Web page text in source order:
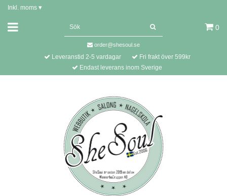
Inkl. moms ▾
0
order@shesoul.se
Leveranstid 2-5 vardagar
Fri frakt över 599kr
Endast leverans inom Sverige